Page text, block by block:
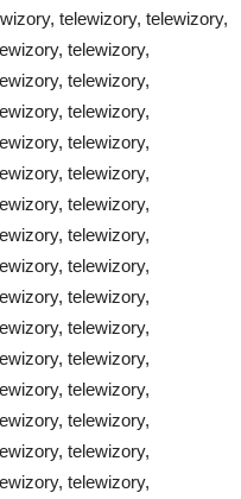
telewizory, telewizory,
telewizory,
telewizory,
telewizory,
telewizory,
telewizory,
telewizory,
telewizory,
telewizory,
telewizory,
telewizory,
telewizory,
telewizory,
telewizory,
telewizory,
telewizory,